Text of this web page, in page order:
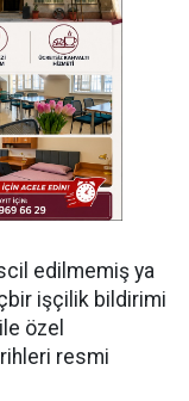
edilmemiş ya
işçilik bildirimi
özel
resmi